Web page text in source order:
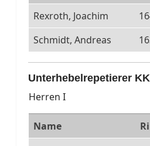
Rexroth, Joachim
Schmidt, Andreas
Unterhebelrepetierer KK
Herren I
Name